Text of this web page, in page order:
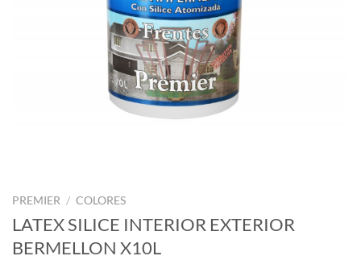
PREMIER / COLORES
LATEX SILICE INTERIOR EXTERIOR
BERMELLON X10L